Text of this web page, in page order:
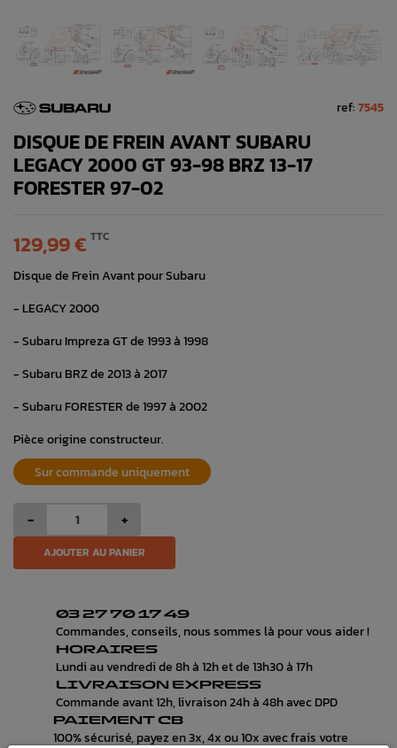
ref:7545
DISQUE DE FREIN AVANT SUBARU
LEGACY 2000 GT 93-98 BRZ 13-17
FORESTER 97-02
129,99 € TTC
Disque de Frein Avant pour Subaru
- LEGACY 2000
- Subaru Impreza GT de 1993 à 1998
- Subaru BRZ de 2013 à 2017
- Subaru FORESTER de 1997 à 2002
Pièce origine constructeur.
Sur commande uniquement
- +
AJOUTER AU PANIER
03 27 70 17 49
Commandes, conseils, nous sommes là pour vous aider !
HORAIRES
Lundi au vendredi de 8h à 12h et de 13h30 à 17h
LIVRAISON EXPRESS
Commande avant 12h, livraison 24h à 48h avec DPD
PAIEMENT CB
100% sécurisé, payez en 3x, 4x ou 10x avec frais votre